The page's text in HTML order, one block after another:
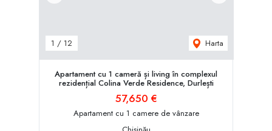
1 / 12 Harta
Apartament cu 1 cameră și living în complexul
rezidențial Colina Verde Residence, Durlești
57,650 €
Apartament cu 1 camere de vânzare